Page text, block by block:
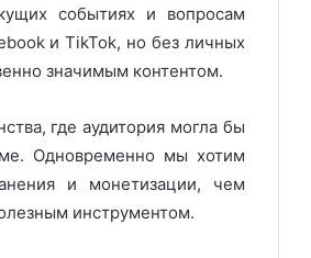
событиях и вопросам
и TikTok, но без личных
значимым контентом.
где аудитория могла бы
Одновременно мы хотим
и монетизации, чем
инструментом.